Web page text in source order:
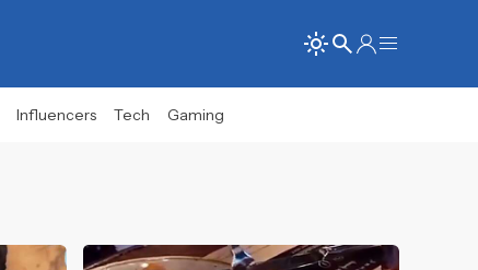
Influencers Tech Gaming